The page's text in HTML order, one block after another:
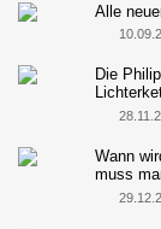
Alle
Die
Wann
muss